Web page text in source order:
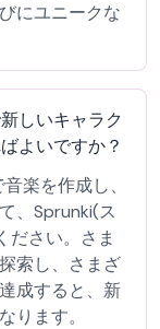
にユニークな
しいキャラク
よいですか？
楽を作成し、
、Sprunki(ス
ださい。さま
索し、さまざ
成すると、新
ります。